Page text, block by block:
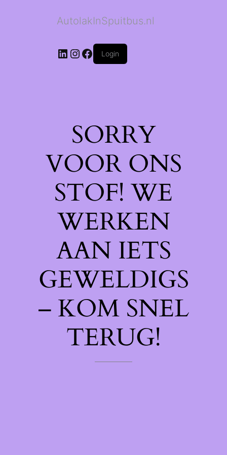
AutolakInSpuitbus.nl
LinkedIn
Instagram
Facebook
Login
SORRY
VOOR ONS
STOF! WE
WERKEN
AAN IETS
GEWELDIGS
– KOM SNEL
TERUG!